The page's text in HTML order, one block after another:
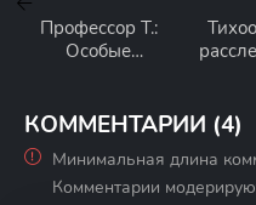
Профессор Т.:
Особые
КОММЕНТАРИИ (4)
Минимальная длина
Комментарии